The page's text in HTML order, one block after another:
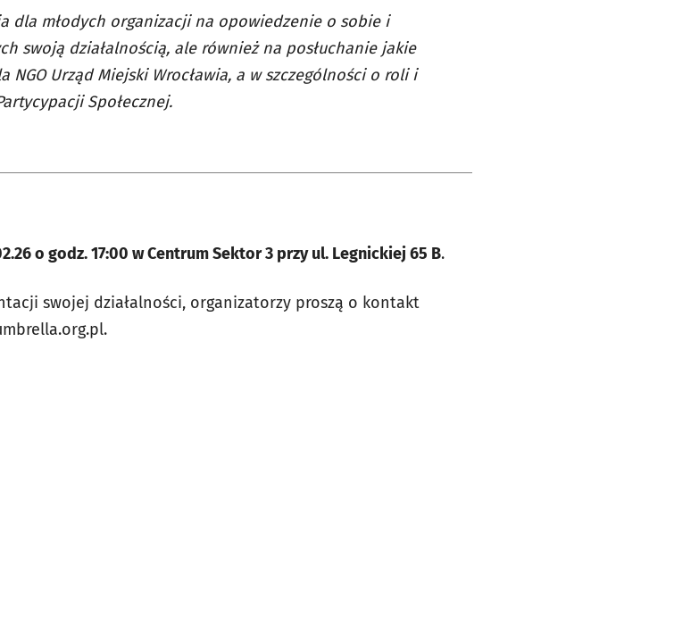
dla młodych organizacji na opowiedzenie o sobie i
swoją działalnością, ale również na posłuchanie jakie
NGO Urząd Miejski Wrocławia, a w szczególności o roli i
Społecznej.
o godz. 17:00 w Centrum Sektor 3 przy ul. Legnickiej 65 B.
swojej działalności, organizatorzy proszą o kontakt